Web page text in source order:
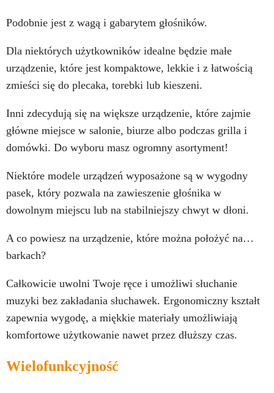
Podobnie jest z wagą i gabarytem głośników.
Dla niektórych użytkowników idealne będzie małe
urządzenie, które jest kompaktowe, lekkie i z łatwością
zmieści się do plecaka, torebki lub kieszeni.
Inni zdecydują się na większe urządzenie, które zajmie
główne miejsce w salonie, biurze albo podczas grilla i
domówki. Do wyboru masz ogromny asortyment!
Niektóre modele urządzeń wyposażone są w wygodny
pasek, który pozwala na zawieszenie głośnika w
dowolnym miejscu lub na stabilniejszy chwyt w dłoni.
A co powiesz na urządzenie, które można położyć na…
barkach?
Całkowicie uwolni Twoje ręce i umożliwi słuchanie
muzyki bez zakładania słuchawek. Ergonomiczny kształt
zapewnia wygodę, a miękkie materiały umożliwiają
komfortowe użytkowanie nawet przez dłuższy czas.
Wielofunkcyjność